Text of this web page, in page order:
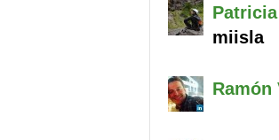
Patricia
miisla
Ramón